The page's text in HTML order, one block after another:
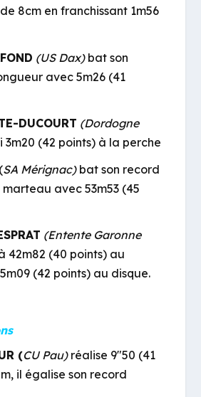
8cm en franchissant 1m56
(US Dax)bat son
avec 5m26 (41
DUCOURT (Dordogne
(42 points) à la perche
(SA Mérignac)bat son record
avec 53m53 (45
(Entente Garonne
42m82 (40 points) au
(42 points) au disque.
(CU Pau)réalise 9″50 (41
il égalise son record